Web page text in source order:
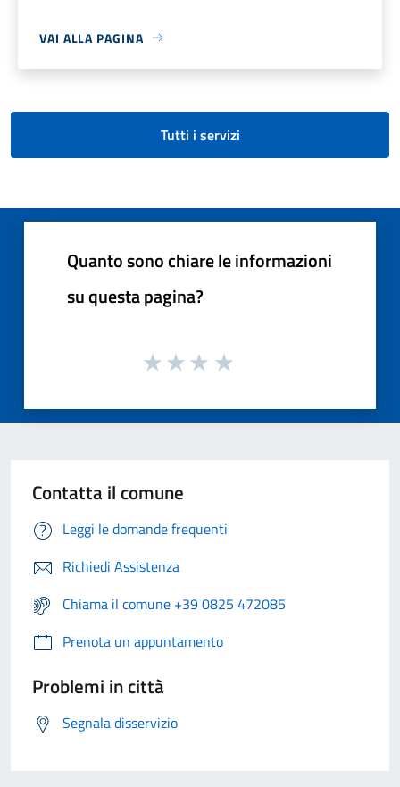
VAI ALLA PAGINA
Tutti i servizi
Quanto sono chiare le informazioni
su questa pagina?
Contatta il comune
Leggi le domande frequenti
Richiedi Assistenza
Chiama il comune +39 0825 472085
Prenota un appuntamento
Problemi in città
Segnala disservizio